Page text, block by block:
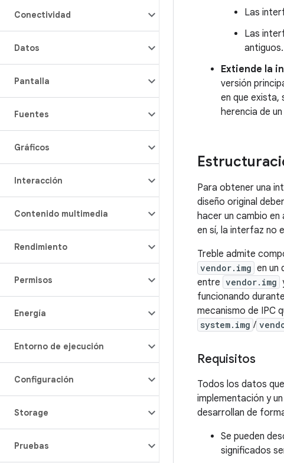
Conectividad
Datos
Pantalla
Fuentes
Gráficos
Interacción
Contenido multimedia
Rendimiento
Permisos
Energía
Entorno de ejecución
Configuración
Storage
Pruebas
Las
Las
antiguos.
Extiende la
versión
en que exista,
herencia de
Para obtener una
diseño original
hacer un cambio
en sí, la interfaz no
Treble admite
vendor.img en un
entre vendor.img
funcionando
mecanismo de IPC
system.img /
Requisitos
Todos los datos
implementación y
desarrollan de
Se pueden
significados